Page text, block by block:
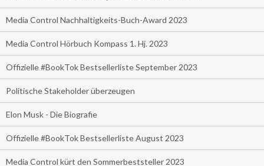
Media Control Nachhaltigkeits-Buch-Award 2023
Media Control Hörbuch Kompass 1. Hj. 2023
Offizielle #BookTok Bestsellerliste September 2023
Politische Stakeholder überzeugen
Elon Musk - Die Biografie
Offizielle #BookTok Bestsellerliste August 2023
Media Control kürt den Sommerbeststeller 2023